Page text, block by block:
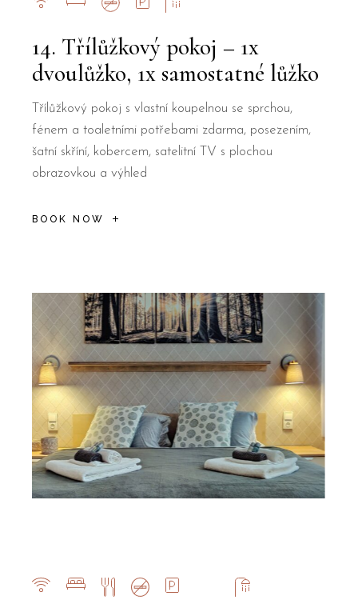
14. Třílůžkový pokoj – 1x
dvoulůžko, 1x samostatné lůžko
Třílůžkový pokoj s vlastní koupelnou se sprchou,
fénem a toaletními potřebami zdarma, posezením,
šatní skříní, kobercem, satelitní TV s plochou
obrazovkou a výhled
BOOK NOW